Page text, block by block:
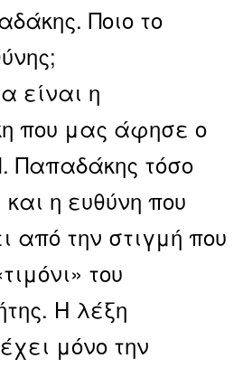
Ποιο το
είναι η
που μας άφησε ο
Παπαδάκης τόσο
η ευθύνη που
από την στιγμή που
του
Η λέξη
μόνο την